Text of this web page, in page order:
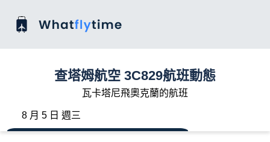
查塔姆航空 3C829航班動態
瓦卡塔尼飛奧克蘭的航班
8 月 5 日 週三